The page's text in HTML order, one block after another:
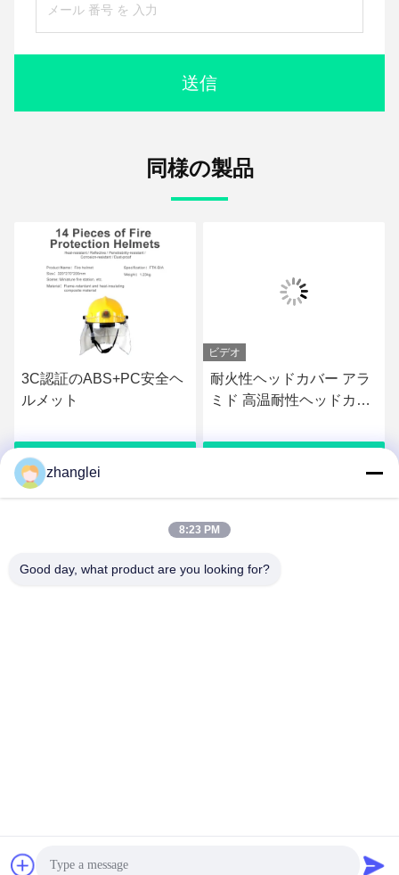
送信
同様の製品
3C認証のABS+PC安全ヘ
ルメット
最もよい価格を得なさ
ビデオ
耐火性ヘッドカバー アラ
ミド 高温耐性ヘッドカバ
Co., Ltd. . 無断複写・転載を禁じます。
zhanglei
8:23 PM
Good day, what product are you looking for?